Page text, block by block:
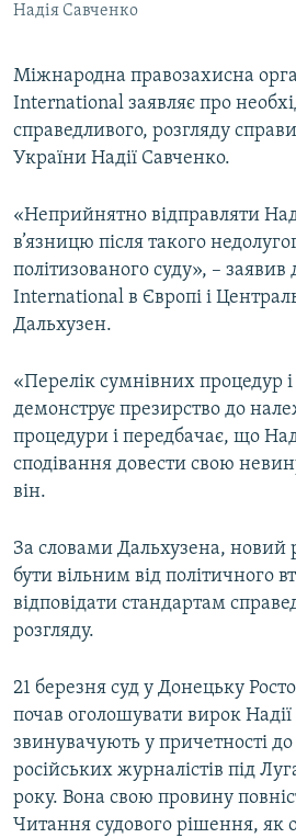
РУС
УКР
КТАТ
ДОЛУЧАЙСЯ!
Надія Савченко
Міжнародна правозахисна
International заявляє про
справедливого, розгляду
України Надії Савченко.
«Неприйнятно відправляти
в’язницю після такого
політизованого суду», –
International в Європі і
Дальхузен.
«Перелік сумнівних процедур
демонструє презирство до
процедури і передбачає, що
сподівання довести свою
він.
За словами Дальхузена, новий
бути вільним від політичного
відповідати стандартам
розгляду.
21 березня суд у Донецьку
почав оголошувати вирок Надії
звинувачують у причетності до
російських журналістів під
року. Вона свою провину
Читання судового рішення, як